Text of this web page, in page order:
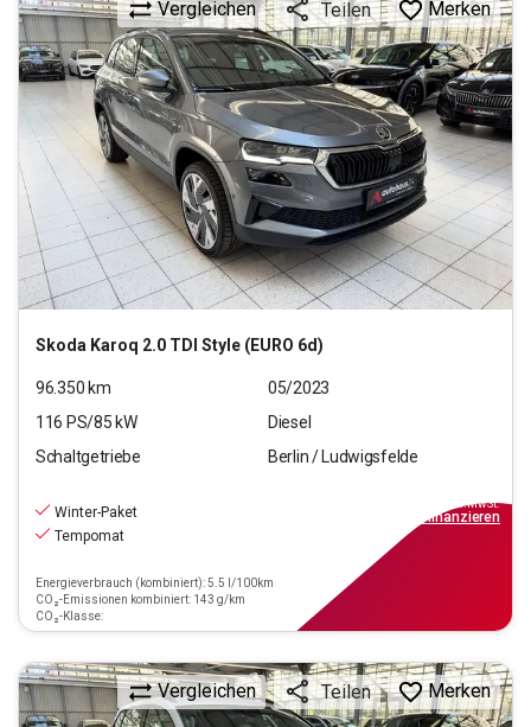
Skoda Karoq 2.0 TDI Style (EURO 6d)
Vergleichen Teilen Merken
96.350 km
05/2023
116 PS/85 kW
Diesel
Schaltgetriebe
Berlin / Ludwigsfelde
Winter-Paket
Tempomat
Energieverbrauch (kombiniert): 5.5 l/100km
CO₂-Emissionen kombiniert: 143 g/km
CO₂-Klasse:
inkl.MwSt.
finanzieren
Vergleichen Teilen Merken